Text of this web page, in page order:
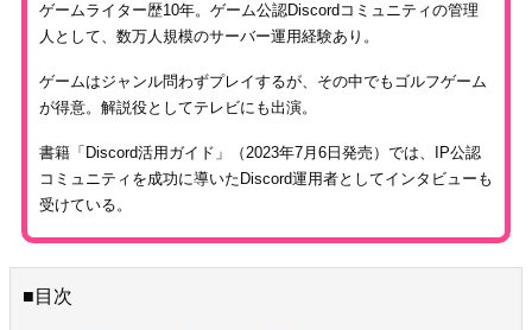
ゲームライター歴10年。ゲーム公認Discordコミュニティの管理
人として、数万人規模のサーバー運用経験あり。
ゲームはジャンル問わずプレイするが、その中でもゴルフゲーム
が得意。解説役としてテレビにも出演。
書籍「Discord活用ガイド」（2023年7月6日発売）では、IP公認
コミュニティを成功に導いたDiscord運用者としてインタビューも
受けている。
■目次